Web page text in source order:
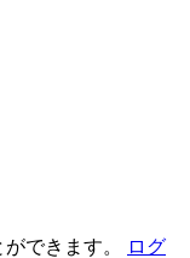
できます。
ログ